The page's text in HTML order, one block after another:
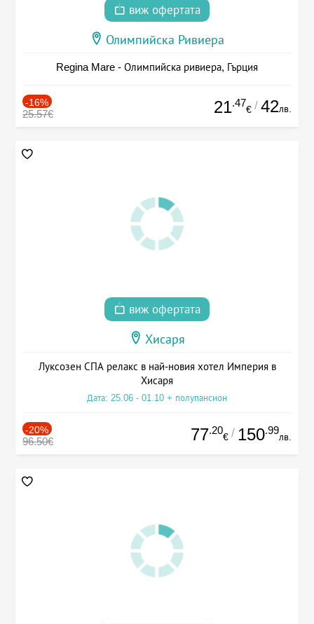
виж офертата
Олимпийска Ривиера
Regina Mare - Олимпийска ривиера, Гърция
-16%
25.57€ 21.47
€ / 42лв.
виж офертата
Хисаря
Луксозен СПА релакс в най-новия хотел Империя в
Хисаря
Дата: 25.06 - 01.10 + полупансион
-20%
96.50€ 77.20
€ / 150.99
лв.